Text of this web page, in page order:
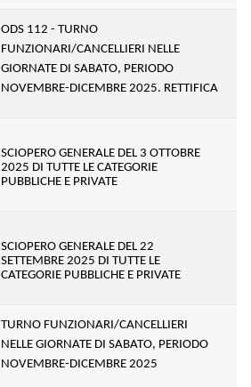
ODS 112 - TURNO
FUNZIONARI/CANCELLIERI NELLE
GIORNATE DI SABATO, PERIODO
NOVEMBRE-DICEMBRE 2025. RETTIFICA
SCIOPERO GENERALE DEL 3 OTTOBRE
2025 DI TUTTE LE CATEGORIE
PUBBLICHE E PRIVATE
SCIOPERO GENERALE DEL 22
SETTEMBRE 2025 DI TUTTE LE
CATEGORIE PUBBLICHE E PRIVATE
TURNO FUNZIONARI/CANCELLIERI
NELLE GIORNATE DI SABATO, PERIODO
NOVEMBRE-DICEMBRE 2025